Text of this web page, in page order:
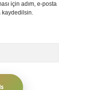
için adım, e-posta
kaydedilsin.